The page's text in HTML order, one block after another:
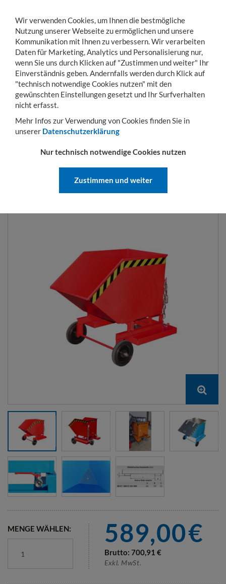
Toggle
navigation
MENÜ KONTO WARENKORB
Sie sind hier: Hubgeräte Sammelbehälter
KASTENWAGEN TYP SKW-ET 250
L | 1115 X 820 X 990 MM | RAL
MENGE WÄHLEN: 589,00€
Brutto: 700,91 €
Exkl. MwSt.
Wir verwenden Cookies, um Ihnen die bestmögliche
Nutzung unserer Webseite zu ermöglichen und unsere
Kommunikation mit Ihnen zu verbessern. Wir verarbeiten
Daten für Marketing, Analytics und Personalisierung nur,
wenn Sie uns durch Klicken auf "Zustimmen und weiter" Ihr
Einverständnis geben. Andernfalls werden durch Klick auf
"technisch notwendige Cookies nutzen" mit den
gewünschten Einstellungen gesetzt und Ihr Surfverhalten
nicht erfasst.
Mehr Infos zur Verwendung von Cookies finden Sie in
unserer Datenschutzerklärung
Nur technisch notwendige Cookies nutzen
Zustimmen und weiter